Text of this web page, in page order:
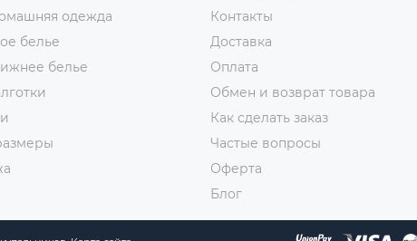
одежда
белье
белье
Контакты
Доставка
Оплата
Обмен и возврат товара
Как сделать заказ
Частые вопросы
Оферта
Блог